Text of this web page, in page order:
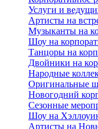
Услуги и
Артисты на
Музыканты на
Шоу на
Танцоры на
Двойники на
Народные
Оригинальные
Новогодний
Сезонные
Шоу на
Артисты на